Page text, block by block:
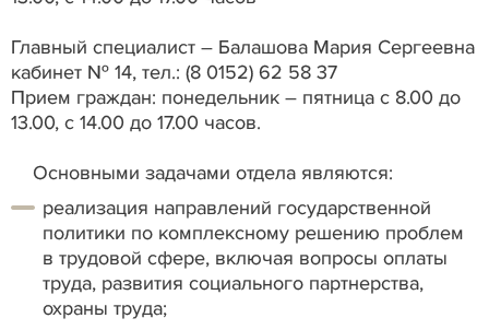
Главный специалист – Балашова Мария Сергеевна
кабинет № 14, тел.: (8 0152) 62 58 37
Прием граждан: понедельник – пятница с 8.00 до
13.00, с 14.00 до 17.00 часов.
Основными задачами отдела являются:
реализация направлений государственной
политики по комплексному решению проблем
в трудовой сфере, включая вопросы оплаты
труда, развития социального партнерства,
охраны труда;